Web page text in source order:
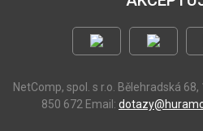
NetComp, spol. s r.o. Bělehradská 68,
850 672 Email: